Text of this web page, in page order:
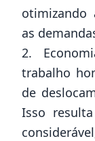
otimizando
as
2.
trabalho
de
Isso